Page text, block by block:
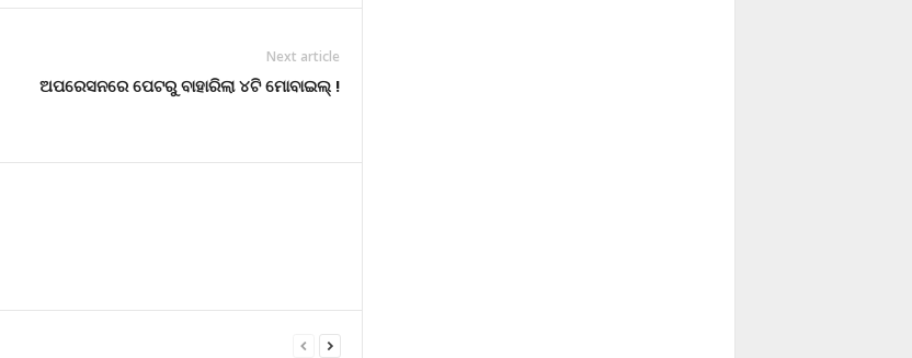
Next article
ଅପରେସନରେ ପେଟରୁ ବାହାରିଲା ୪ଟି ମୋବାଇଲ୍ !